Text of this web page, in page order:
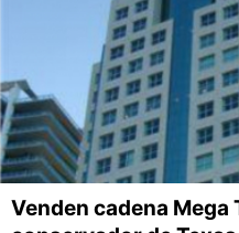
Venden cadena Mega